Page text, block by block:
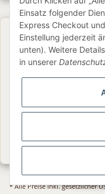
Gesetzliche
Informationen
* Alle Preise inkl. gesetzlicher
Einsatz folgender
Express Checkout
Einstellung jederzeit
unten). Weitere
in unserer